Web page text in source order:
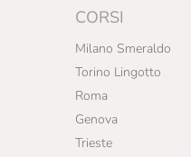
CORSI
Milano Smeraldo
Torino Lingotto
Roma
Genova
Trieste